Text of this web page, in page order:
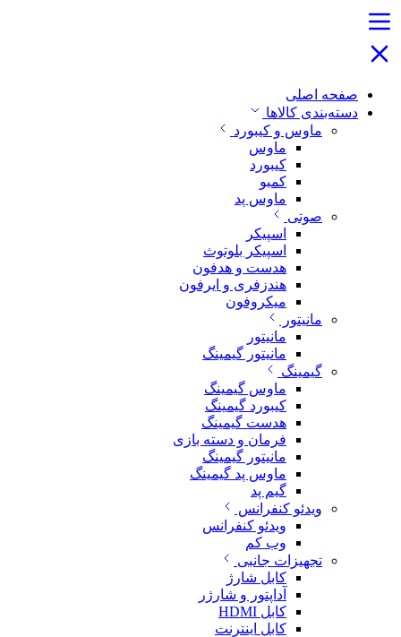
صفحه اصلی
دسته‌بندی کالاها
ماوس و کیبورد
ماوس
کیبورد
کمبو
ماوس پد
صوتی
اسپیکر
اسپیکر بلوتوث
هدست و هدفون
هندزفری و ایرفون
میکروفون
مانیتور
مانیتور
مانیتور گیمینگ
گیمینگ
ماوس گیمینگ
کیبورد گیمینگ
هدست گیمینگ
فرمان و دسته بازی
مانیتور گیمینگ
ماوس پد گیمینگ
گیم پد
ویدئو کنفرانس
ویدئو کنفرانس
وب کم
تجهیزات جانبی
کابل شارژ
آداپتور و شارژر
کابل HDMI
کابل اینترنت